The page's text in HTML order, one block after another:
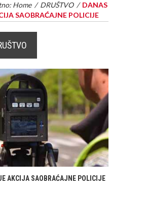
Home / DRUŠTVO / DANAS
SAOBRAĆAJNE POLICIJE
AKCIJA SAOBRAĆAJNE POLICIJE